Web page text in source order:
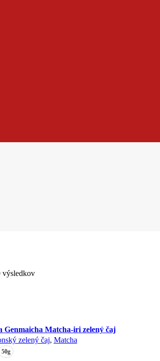
výsledkov
Genmaicha Matcha-iri zelený čaj
zelený čaj, Matcha
50g